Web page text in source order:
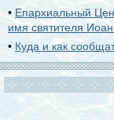
• Епархиальный
имя святителя
• Куда и как